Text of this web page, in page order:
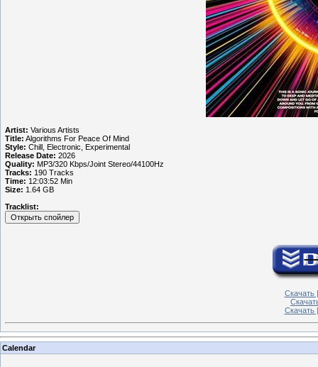
Artist: Various Artists
Title: Algorithms For Peace Of Mind
Style: Chill, Electronic, Experimental
Release Date: 2026
Quality: MP3/320 Kbps/Joint Stereo/44100Hz
Tracks: 190 Tracks
Time: 12:03:52 Min
Size: 1.64 GB
Tracklist:
Скачать
Скачать
Calendar